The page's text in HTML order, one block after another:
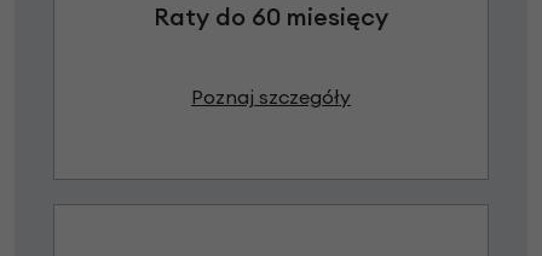
Raty do 60 miesięcy
Poznaj szczegóły